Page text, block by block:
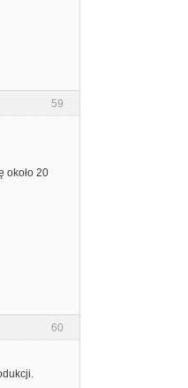
59
około 20
60